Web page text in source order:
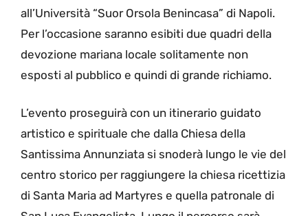
all’Università “Suor Orsola Benincasa” di Napoli.
Per l’occasione saranno esibiti due quadri della
devozione mariana locale solitamente non
esposti al pubblico e quindi di grande richiamo.
L’evento proseguirà con un itinerario guidato
artistico e spirituale che dalla Chiesa della
Santissima Annunziata si snoderà lungo le vie del
centro storico per raggiungere la chiesa ricettizia
di Santa Maria ad Martyres e quella patronale di